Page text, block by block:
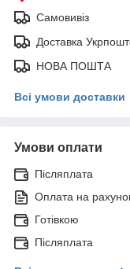
Самовивіз
Доставка
НОВА ПОШТА
Всі умови доставки
Умови оплати
Післяплата
Оплата на
Готівкою
Післяплата